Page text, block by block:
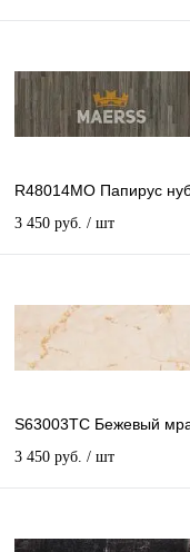
R48014MO Папирус
3 450 руб. / шт
S63003TC Бежевый
3 450 руб. / шт